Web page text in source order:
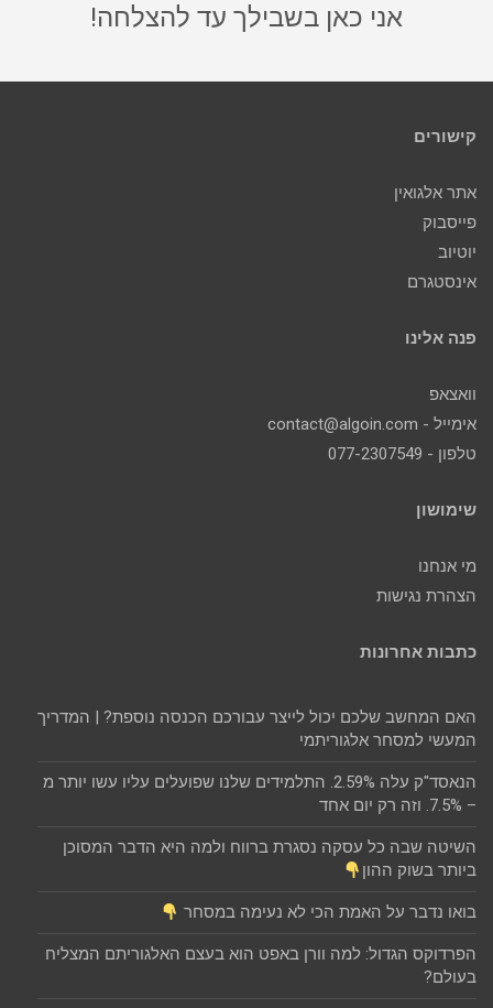
אני כאן בשבילך עד להצלחה!
קישורים
אתר אלגואין
פייסבוק
יוטיוב
אינסטגרם
פנה אלינו
וואצאפ
אימייל - contact@algoin.com
טלפון - 077-2307549
שימושון
מי אנחנו
הצהרת נגישות
כתבות אחרונות
האם המחשב שלכם יכול לייצר עבורכם הכנסה נוספת? | המדריך
המעשי למסחר אלגוריתמי
הנאסד"ק עלה 2.59%. התלמידים שלנו שפועלים עליו עשו יותר מ
– 7.5%. וזה רק יום אחד
השיטה שבה כל עסקה נסגרת ברווח ולמה היא הדבר המסוכן
ביותר בשוק ההון
בואו נדבר על האמת הכי לא נעימה במסחר
הפרדוקס הגדול: למה וורן באפט הוא בעצם האלגוריתם המצליח
בעולם?